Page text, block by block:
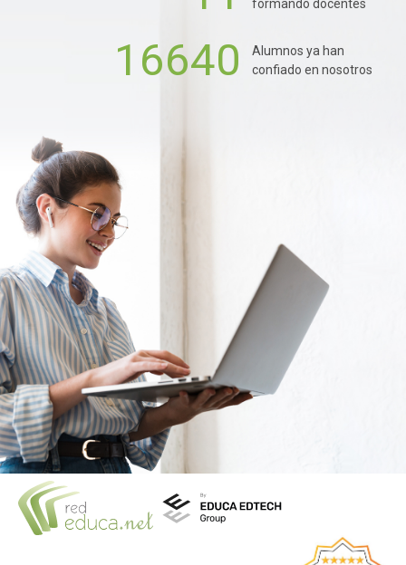
formando docentes
16640
Alumnos ya han
confiado en nosotros